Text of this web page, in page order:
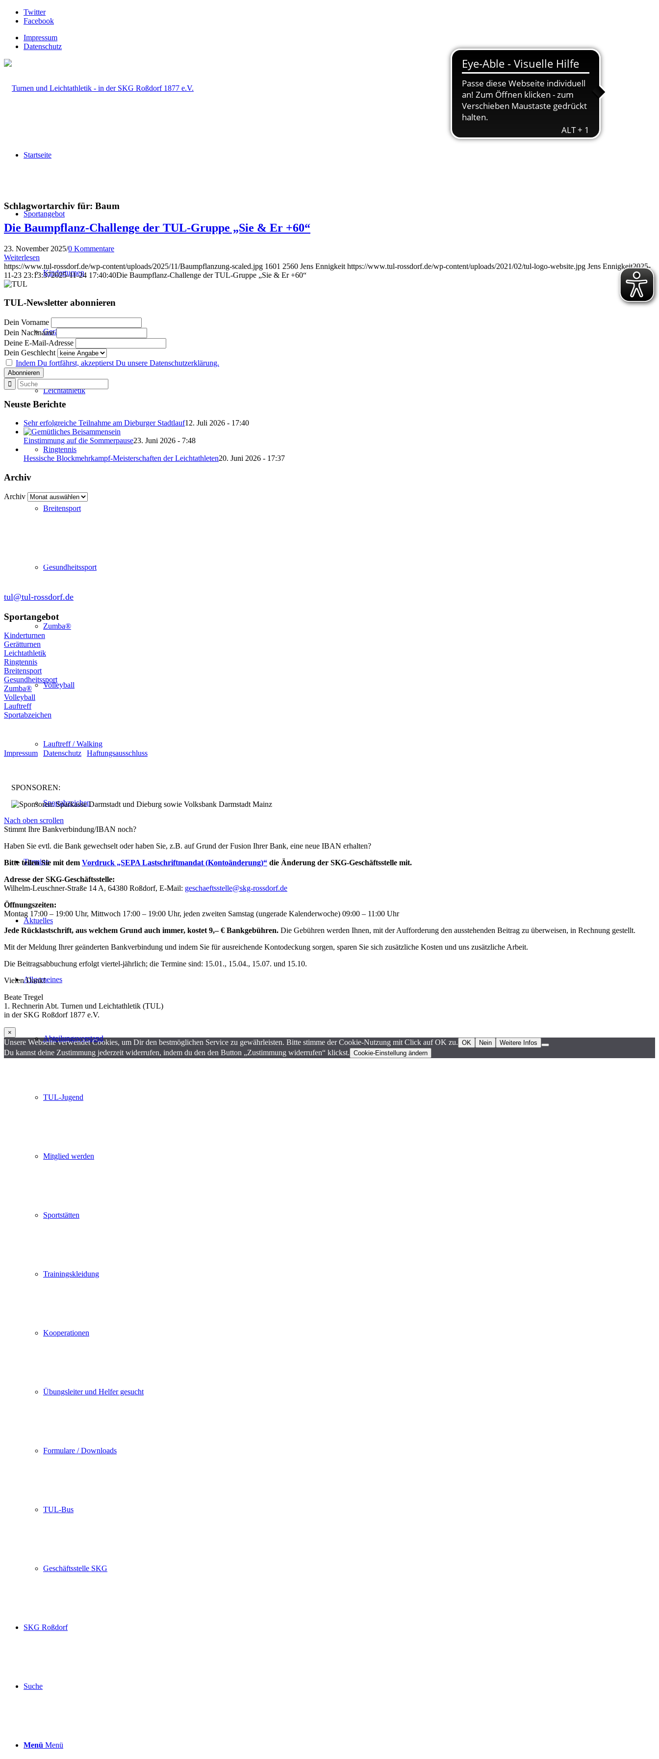
Twitter
Facebook
Impressum
Datenschutz
Startseite
Sportangebot
Kinderturnen
Gerätturnen
Leichtathletik
Ringtennis
Breitensport
Gesundheitssport
Zumba®
Volleyball
Lauftreff / Walking
Sportabzeichen
Termine
Aktuelles
Allgemeines
Abteilungsvorstand
TUL-Jugend
Mitglied werden
Sportstätten
Trainingskleidung
Kooperationen
Übungsleiter und Helfer gesucht
Formulare / Downloads
TUL-Bus
Geschäftsstelle SKG
SKG Roßdorf
Suche
Menü Menü
Schlagwortarchiv für: Baum
Die Baumpflanz-Challenge der TUL-Gruppe „Sie & Er +60“
23. November 2025/0 Kommentare
Weiterlesen
https://www.tul-rossdorf.de/wp-content/uploads/2025/11/Baumpflanzung-scaled.jpg 1601 2560 Jens Ennigkeit https://www.tul-rossdorf.de/wp-content/uploads/2021/02/tul-logo-website.jpg Jens Ennigkeit2025-
11-23 23:13:372025-11-24 17:40:40Die Baumpflanz-Challenge der TUL-Gruppe „Sie & Er +60“
TUL-Newsletter abonnieren
Dein Vorname
Dein Nachname
Deine E-Mail-Adresse
Dein Geschlecht
Indem Du fortfährst, akzeptierst Du unsere Datenschutzerklärung.
Neuste Berichte
Sehr erfolgreiche Teilnahme am Dieburger Stadtlauf12. Juli 2026 - 17:40
Einstimmung auf die Sommerpause23. Juni 2026 - 7:48
Hessische Blockmehrkampf-Meisterschaften der Leichtathleten20. Juni 2026 - 17:37
Archiv
Archiv
tul@tul-rossdorf.de
Sportangebot
Kinderturnen
Gerätturnen
Leichtathletik
Ringtennis
Breitensport
Gesundheitssport
Zumba®
Volleyball
Lauftreff
Sportabzeichen
Impressum Datenschutz Haftungsausschluss
SPONSOREN:
Nach oben scrollen
Stimmt Ihre Bankverbindung/IBAN noch?
Haben Sie evtl. die Bank gewechselt oder haben Sie, z.B. auf Grund der Fusion Ihrer Bank, eine neue IBAN erhalten?
Bitte teilen Sie mit dem Vordruck „SEPA Lastschriftmandat (Kontoänderung)“ die Änderung der SKG-Geschäftsstelle mit.
Adresse der SKG-Geschäftsstelle:
Wilhelm-Leuschner-Straße 14 A, 64380 Roßdorf, E-Mail: geschaeftsstelle@skg-rossdorf.de
Öffnungszeiten:
Montag 17:00 – 19:00 Uhr, Mittwoch 17:00 – 19:00 Uhr, jeden zweiten Samstag (ungerade Kalenderwoche) 09:00 – 11:00 Uhr
Jede Rücklastschrift, aus welchem Grund auch immer, kostet 9,– € Bankgebühren. Die Gebühren werden Ihnen, mit der Aufforderung den ausstehenden Beitrag zu überweisen, in Rechnung gestellt.
Mit der Meldung Ihrer geänderten Bankverbindung und indem Sie für ausreichende Kontodeckung sorgen, sparen Sie sich zusätzliche Kosten und uns zusätzliche Arbeit.
Die Beitragsabbuchung erfolgt viertel-jährlich; die Termine sind: 15.01., 15.04., 15.07. und 15.10.
Vielen Dank!
Beate Tregel
1. Rechnerin Abt. Turnen und Leichtathletik (TUL)
in der SKG Roßdorf 1877 e.V.
×
Unsere Webseite verwendet Cookies, um Dir den bestmöglichen Service zu gewährleisten. Bitte stimme der Cookie-Nutzung mit Click auf OK zu. OK Nein Weitere Infos
Du kannst deine Zustimmung jederzeit widerrufen, indem du den den Button „Zustimmung widerrufen“ klickst. Cookie-Einstellung ändern